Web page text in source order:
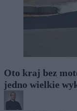
Oto kraj bez
jedno wielkie